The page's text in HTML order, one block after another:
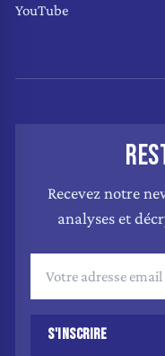
YouTube
Recevez notre
analyses et
S'INSCRIRE